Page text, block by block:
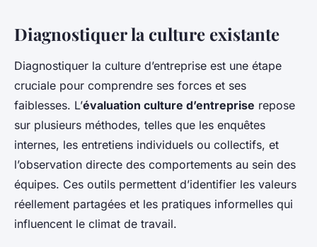
Comment une entreprise
peut-elle améliorer sa culture
d'entreprise ?
Diagnostiquer la culture existante
Diagnostiquer la culture d’entreprise est une étape
cruciale pour comprendre ses forces et ses
faiblesses. L’évaluation culture d’entreprise repose
sur plusieurs méthodes, telles que les enquêtes
internes, les entretiens individuels ou collectifs, et
l’observation directe des comportements au sein des
équipes. Ces outils permettent d’identifier les valeurs
réellement partagées et les pratiques informelles qui
influencent le climat de travail.